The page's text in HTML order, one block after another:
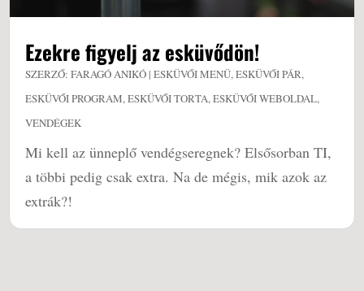
Ezekre figyelj az esküvődön!
SZERZŐ:FARAGÓ ANIKÓ |ESKÜVŐI MENÜ,ESKÜVŐI PÁR,
ESKÜVŐI PROGRAM,ESKÜVŐI TORTA,ESKÜVŐI WEBOLDAL,
VENDÉGEK
Mi kell az ünneplő vendégseregnek? Elsősorban TI,
a többi pedig csak extra. Na de mégis, mik azok az
extrák?!